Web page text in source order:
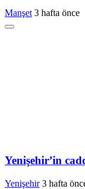
Manşet 3 hafta önce
Yenişehir’in
Yenişehir 3 hafta